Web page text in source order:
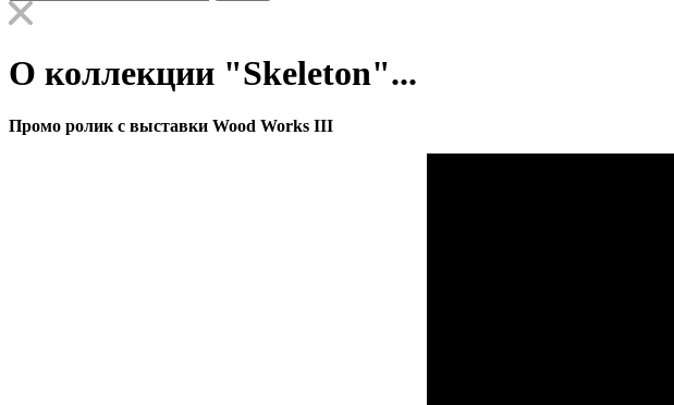
О коллекции "Skeleton"...
Промо ролик с выставки Wood Works III